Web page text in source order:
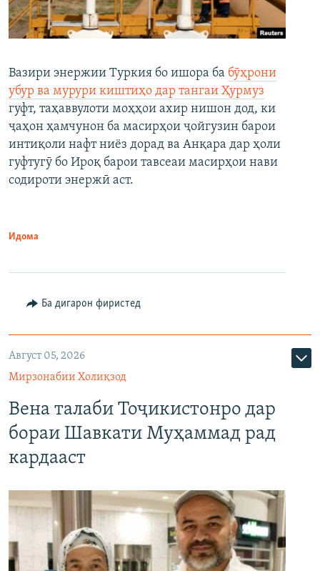
Вазири энержии Туркия бо ишора ба бӯҳрони
убур ва мурури киштиҳо дар тангаи Ҳурмуз
гуфт, таҳаввулоти моҳҳои ахир нишон дод, ки
ҷаҳон ҳамчунон ба масирҳои ҷойгузин барои
интиқоли нафт ниёз дорад ва Анқара дар ҳоли
гуфтугӯ бо Ироқ барои тавсеаи масирҳои нави
содироти энержӣ аст.
Идома
Ба дигарон фиристед
Август 05, 2026
Мирзонабии Холиқзод
Вена талаби Тоҷикистонро дар
бораи Шавкати Муҳаммад рад
кардааст